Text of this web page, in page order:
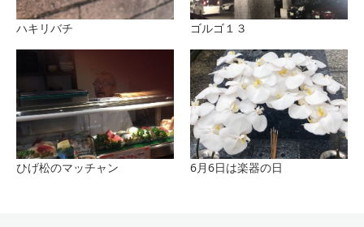
ハキリバチ ゴルゴ１３
ひげ松のマッチャン 6月6日は楽器の日